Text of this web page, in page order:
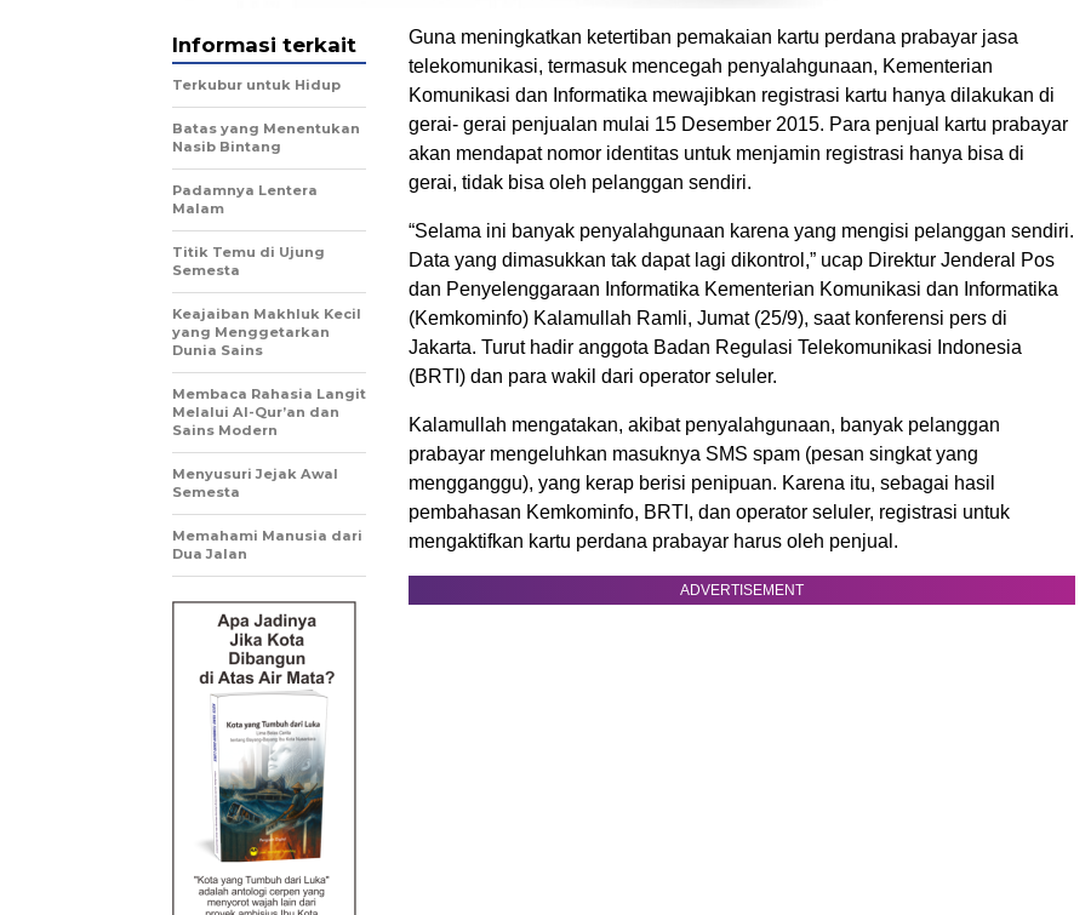
Guna meningkatkan ketertiban pemakaian kartu perdana prabayar jasa
telekomunikasi, termasuk mencegah penyalahgunaan, Kementerian
Komunikasi dan Informatika mewajibkan registrasi kartu hanya dilakukan di
gerai- gerai penjualan mulai 15 Desember 2015. Para penjual kartu prabayar
akan mendapat nomor identitas untuk menjamin registrasi hanya bisa di
gerai, tidak bisa oleh pelanggan sendiri.
“Selama ini banyak penyalahgunaan karena yang mengisi pelanggan sendiri.
Data yang dimasukkan tak dapat lagi dikontrol,” ucap Direktur Jenderal Pos
dan Penyelenggaraan Informatika Kementerian Komunikasi dan Informatika
(Kemkominfo) Kalamullah Ramli, Jumat (25/9), saat konferensi pers di
Jakarta. Turut hadir anggota Badan Regulasi Telekomunikasi Indonesia
(BRTI) dan para wakil dari operator seluler.
Kalamullah mengatakan, akibat penyalahgunaan, banyak pelanggan
prabayar mengeluhkan masuknya SMS spam (pesan singkat yang
mengganggu), yang kerap berisi penipuan. Karena itu, sebagai hasil
pembahasan Kemkominfo, BRTI, dan operator seluler, registrasi untuk
mengaktifkan kartu perdana prabayar harus oleh penjual.
ADVERTISEMENT
Informasi terkait
Terkubur untuk Hidup
Batas yang Menentukan
Nasib Bintang
Padamnya Lentera
Malam
Titik Temu di Ujung
Semesta
Keajaiban Makhluk Kecil
yang Menggetarkan
Dunia Sains
Membaca Rahasia Langit
Melalui Al-Qur’an dan
Sains Modern
Menyusuri Jejak Awal
Semesta
Memahami Manusia dari
Dua Jalan